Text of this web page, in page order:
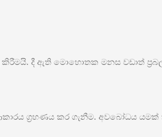
දී ඇති මොහොතක මනස වඩාත්
ග්‍රහණය කර ගැනීම. අවබෝධය